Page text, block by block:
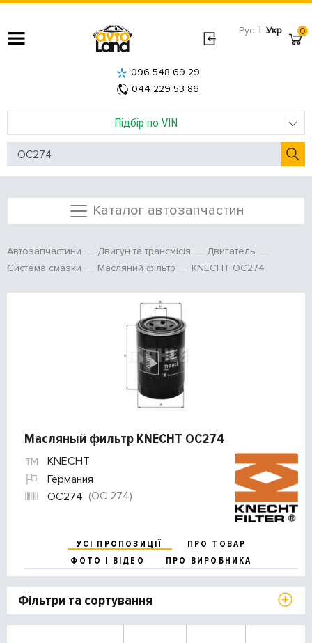
Рус | Укр
Підбір по VIN
096 548 69 29
044 229 53 86
0
Каталог автозапчастин
Автозапчастини Двигун та трансмісія
Двигатель
Система смазки
Масляний фільтр KNECHT OC274
Масляный фильтр KNECHT OC274
KNECHT
Германия
OC274 (OC 274)
УСІ ПРОПОЗИЦІЇ
ПРО ТОВАР
ФОТО І ВІДЕО
ПРО ВИРОБНИКА
Фільтри та сортування